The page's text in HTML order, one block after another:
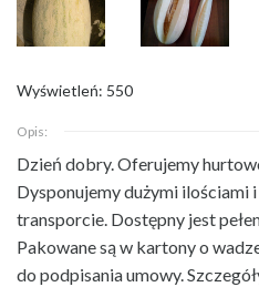
Wyświetleń: 550
Opis:
Dzień dobry. Oferujemy
Dysponujemy dużymi ilościami
transporcie. Dostępny jest
Pakowane są w kartony o
do podpisania umowy.